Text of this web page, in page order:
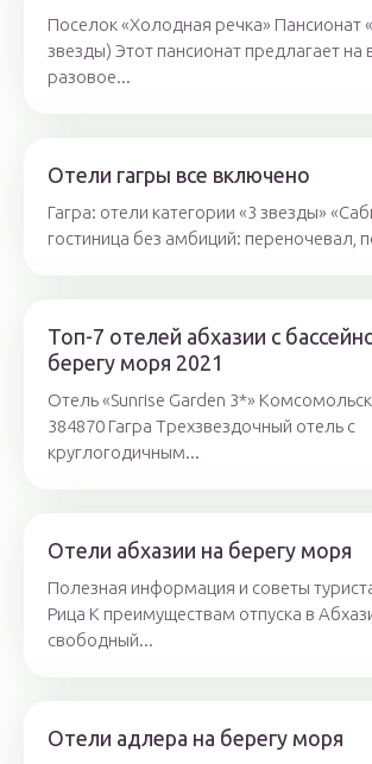
Поселок «Холодная речка» Пансионат
звезды) Этот пансионат предлагает на
разовое...
Отели гагры все включено
Гагра: отели категории «3 звезды»
гостиница без амбиций: переночевал,
Топ-7 отелей абхазии с
берегу моря 2021
Отель «Sunrise Garden 3*»
384870 Гагра Трехзвездочный отель с
круглогодичным...
Отели абхазии на берегу моря
Полезная информация и советы
Рица К преимуществам отпуска в
свободный...
Отели адлера на берегу моря